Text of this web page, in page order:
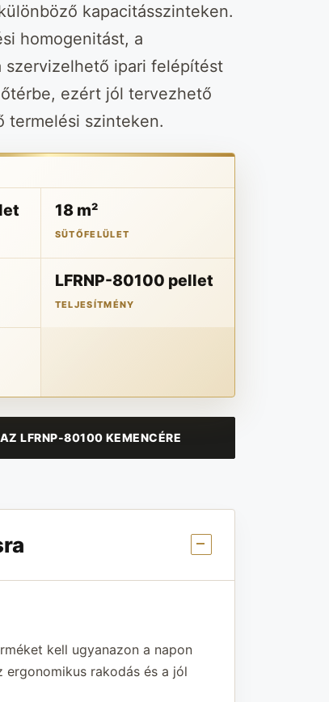
kapacitásszinteken.
homogenitást, a
szervizelhető ipari felépítést
ezért jól tervezhető
termelési szinteken.
18 m²
SÜTŐFELÜLET
LFRNP-80100 pellet
TELJESÍTMÉNY
LFRNP-80100 KEMENCÉRE
kell ugyanazon a napon
rakodás és a jól